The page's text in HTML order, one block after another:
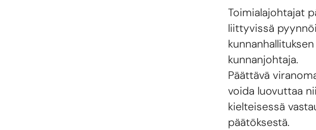
Toimialajohtajat
liittyvissä
kunnanjohtaja.
Päättävä
voida luovuttaa
kielteisessä
päätöksestä.